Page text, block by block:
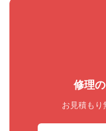
修理
お見積もり